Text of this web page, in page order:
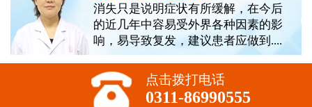
消失只是说明症状有所缓解，在今后
的近几年中容易受外界各种因素的影
响，易导致复发，建议患者应做到....
点击拨打电话
0311-86990555